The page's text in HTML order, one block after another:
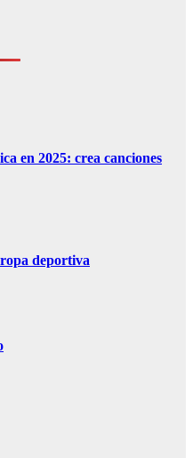
en 2025: crea canciones
deportiva